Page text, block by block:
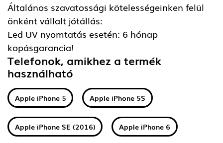
Általános szavatossági kötelességeinken felül
önként vállalt jótállás:
Led UV nyomtatás esetén: 6 hónap
kopásgarancia!
Telefonok, amikhez a termék
használható
Apple iPhone 5 Apple iPhone 5S
Apple iPhone SE (2016) Apple iPhone 6